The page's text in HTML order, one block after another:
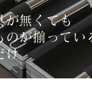
が無くても
が揃ってい
け​